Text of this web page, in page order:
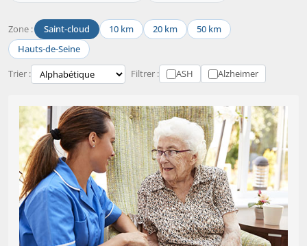
Zone : Saint-cloud 10 km 20 km
50 km
Hauts-de-Seine
Trier : Filtrer : ASH Alzheimer